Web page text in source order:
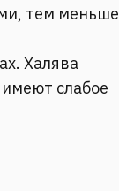
тем меньше
Халява
слабое